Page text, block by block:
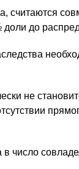
считаются
доли до
не
число